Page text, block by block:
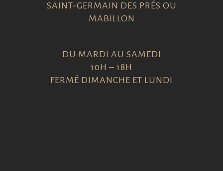
SAINT-GERMAIN DES PRÉS OU
MABILLON
DU MARDI AU SAMEDI
10H – 18H
FERMÉ DIMANCHE ET LUNDI